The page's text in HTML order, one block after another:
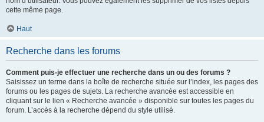
cette même page.
Haut
Recherche dans les forums
Comment puis-je effectuer une recherche dans un ou des forums ?
Saisissez un terme dans la boîte de recherche située sur l’index, les pages des
forums ou les pages de sujets. La recherche avancée est accessible en
cliquant sur le lien « Recherche avancée » disponible sur toutes les pages du
forum. L’accès à la recherche dépend du style utilisé.